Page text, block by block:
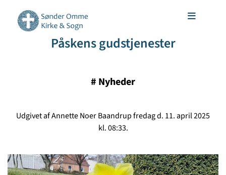
Påskens gudstjenester
# Nyheder
Udgivet af Annette Noer Baandrup fredag d. 11. april 2025
kl. 08:33.